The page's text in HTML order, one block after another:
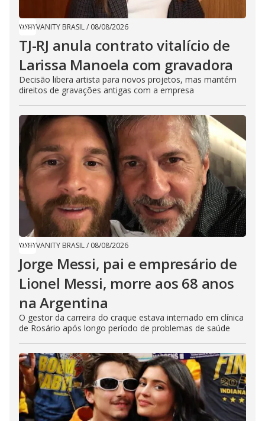
VANITY BRASIL/ 08/08/2026
TJ-RJ anula contrato vitalício de
Larissa Manoela com gravadora
Decisão libera artista para novos projetos, mas mantém
direitos de gravações antigas com a empresa
VANITY BRASIL/ 08/08/2026
Jorge Messi, pai e empresário de
Lionel Messi, morre aos 68 anos
na Argentina
O gestor da carreira do craque estava internado em clínica
de Rosário após longo período de problemas de saúde